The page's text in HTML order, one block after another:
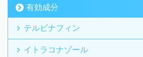
有効成分
テルビナフィン
イトラコナゾール